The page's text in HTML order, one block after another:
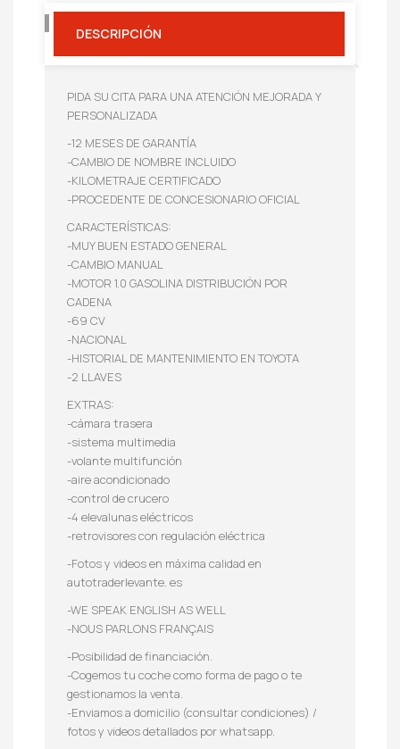
DESCRIPCIÓN
PIDA SU CITA PARA UNA ATENCIÓN MEJORADA Y
PERSONALIZADA
-12 MESES DE GARANTÍA
-CAMBIO DE NOMBRE INCLUIDO
-KILOMETRAJE CERTIFICADO
-PROCEDENTE DE CONCESIONARIO OFICIAL
CARACTERÍSTICAS:
-MUY BUEN ESTADO GENERAL
-CAMBIO MANUAL
-MOTOR 1.0 GASOLINA DISTRIBUCIÓN POR
CADENA
-69 CV
-NACIONAL
-HISTORIAL DE MANTENIMIENTO EN TOYOTA
-2 LLAVES
EXTRAS:
-cámara trasera
-sistema multimedia
-volante multifunción
-aire acondicionado
-control de crucero
-4 elevalunas eléctricos
-retrovisores con regulación eléctrica
-Fotos y videos en máxima calidad en
autotraderlevante. es
-WE SPEAK ENGLISH AS WELL
-NOUS PARLONS FRANÇAIS
-Posibilidad de financiación.
-Cogemos tu coche como forma de pago o te
gestionamos la venta.
-Enviamos a domicilio (consultar condiciones) /
fotos y videos detallados por whatsapp.